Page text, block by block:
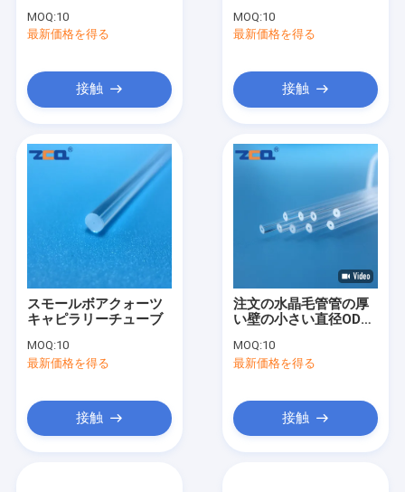
MOQ:10
最新価格を得る
接触
MOQ:10
最新価格を得る
接触
スモールボアクォーツ
キャピラリーチューブ
MOQ:10
最新価格を得る
接触
注文の水晶毛管管の厚
い壁の小さい直径OD
MOQ:10
最新価格を得る
接触